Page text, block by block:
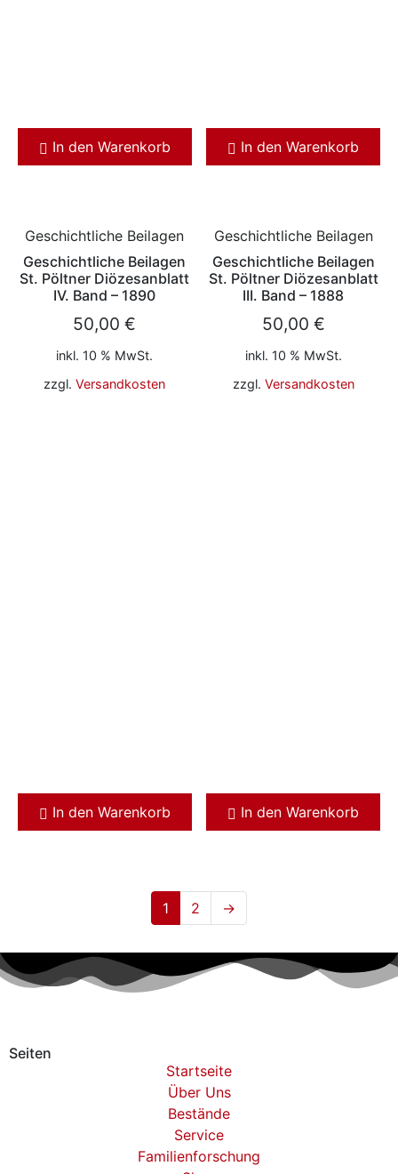
In den Warenkorb In den Warenkorb
Geschichtliche Beilagen
Geschichtliche Beilagen
St. Pöltner Diözesanblatt
IV. Band – 1890
50,00€
inkl. 10 % MwSt.
zzgl.Versandkosten
In den Warenkorb
Geschichtliche Beilagen
Geschichtliche Beilagen
St. Pöltner Diözesanblatt
III. Band – 1888
50,00 €
inkl. 10 % MwSt.
zzgl. Versandkosten
In den Warenkorb
1 2 →
Seiten
Startseite
Über Uns
Bestände
Service
Familienforschung